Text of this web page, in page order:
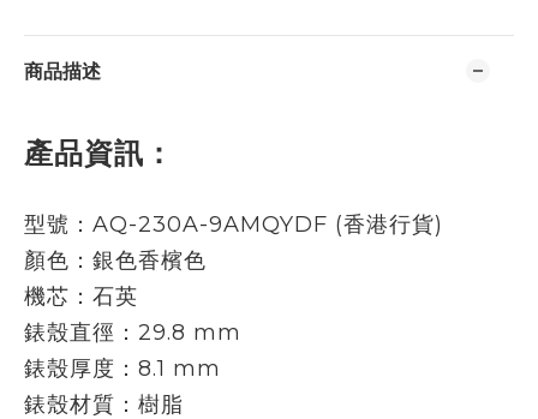
商品描述
產品資訊：
型號：AQ-230A-9AMQYDF (香港行貨)
顏色：銀色香檳色
機芯：石英
錶殼直徑：29.8 mm
錶殼厚度：8.1 mm
錶殼材質：樹脂